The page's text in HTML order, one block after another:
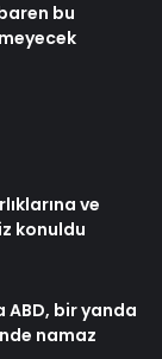
bu
ve
konuldu
ABD, bir yanda
namaz